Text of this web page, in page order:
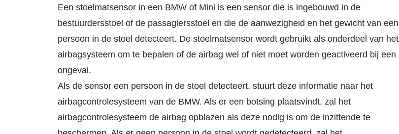
Een stoelmatsensor in een BMW of Mini is een sensor die is ingebouwd in de
bestuurdersstoel of de passagiersstoel en die de aanwezigheid en het gewicht van een
persoon in de stoel detecteert. De stoelmatsensor wordt gebruikt als onderdeel van het
airbagsysteem om te bepalen of de airbag wel of niet moet worden geactiveerd bij een
ongeval.
Als de sensor een persoon in de stoel detecteert, stuurt deze informatie naar het
airbagcontrolesysteem van de BMW. Als er een botsing plaatsvindt, zal het
airbagcontrolesysteem de airbag opblazen als deze nodig is om de inzittende te